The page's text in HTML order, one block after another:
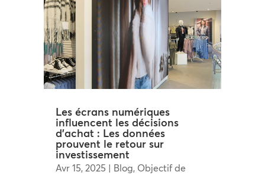
Les écrans numériques
influencent les décisions
d’achat : Les données
prouvent le retour sur
investissement
Avr 15, 2025 | Blog, Objectif de